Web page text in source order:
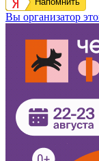
Вы организатор